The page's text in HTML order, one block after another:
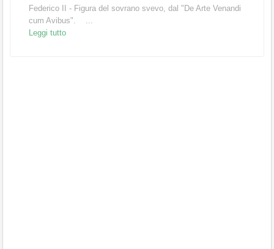
Federico II - Figura del sovrano svevo, dal "De Arte Venandi
cum Avibus". ...
Leggi tutto